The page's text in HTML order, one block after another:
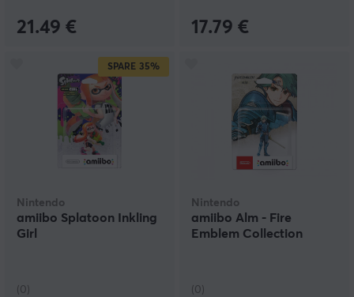
21.49 € 17.79 €
SPARE 35%
Nintendo
amiibo Splatoon Inkling
Girl
(0)
Nintendo
amiibo Alm - Fire
Emblem Collection
(0)